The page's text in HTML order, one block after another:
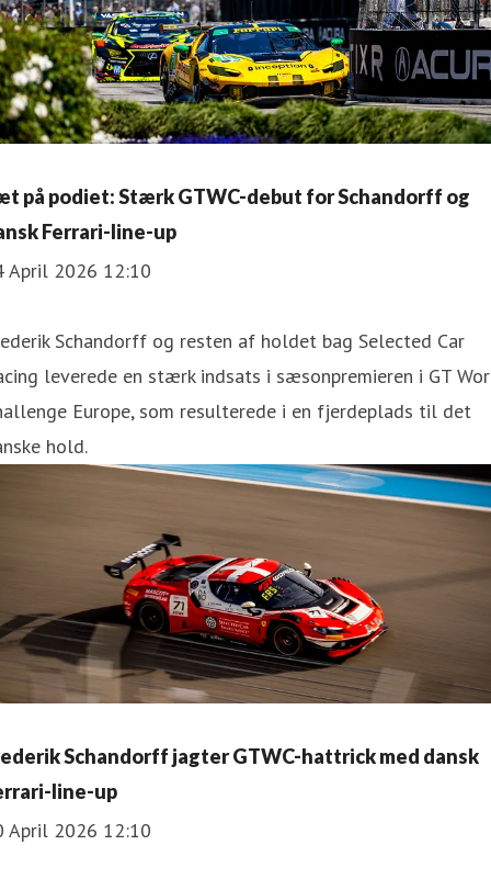
på podiet: Stærk GTWC-debut for Schandorff og
Ferrari-line-up
April 2026 12:10
Schandorff og resten af holdet bag Selected Car
leverede en stærk indsats i sæsonpremieren i GT
Europe, som resulterede i en fjerdeplads til det
hold.
Schandorff jagter GTWC-hattrick med dansk
line-up
April 2026 12:10